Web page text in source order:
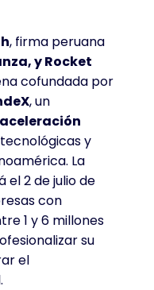
, firma peruana
y Rocket
cofundada por
, un
aceleración
y
La
el 2 de julio de
con
1 y 6 millones
su
el